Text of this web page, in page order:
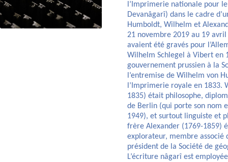
l’Imprimerie nationale pour
Devanâgarî) dans le cadre
Humboldt, Wilhelm et
21 novembre 2019 au 19 avril
avaient été gravés pour
Wilhelm Schlegel à Vibert en
gouvernement prussien à la
l’entremise de Wilhelm von
l’Imprimerie royale en 1833.
1835) était philosophe,
de Berlin (qui porte son nom
1949), et surtout linguiste et
frère Alexander (1769-1859)
explorateur, membre associé
président de la Société de
L’écriture nâgarî est